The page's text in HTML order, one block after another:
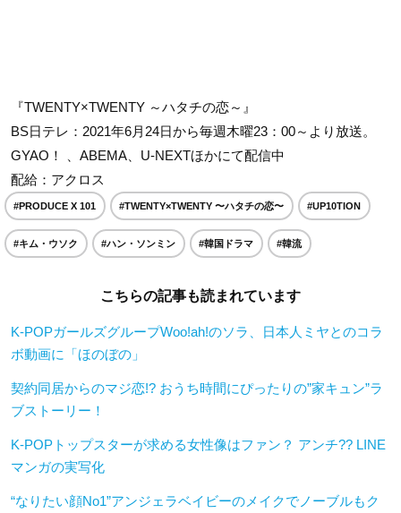
『TWENTY×TWENTY ～ハタチの恋～』
BS日テレ：2021年6月24日から毎週木曜23：00～より放送。
GYAO！ 、ABEMA、U-NEXTほかにて配信中
配給：アクロス
#PRODUCE X 101 #TWENTY×TWENTY 〜ハタチの恋〜 #UP10TION
#キム・ウソク #ハン・ソンミン #韓国ドラマ #韓流
こちらの記事も読まれています
K-POPガールズグループWoo!ah!のソラ、日本人ミヤとのコラ
ボ動画に「ほのぼの」
契約同居からのマジ恋!? おうち時間にぴったりの”家キュン”ラ
ブストーリー！
K-POPトップスターが求める女性像はファン？ アンチ?? LINE
マンガの実写化
“なりたい顔No1”アンジェラベイビーのメイクでノーブルもク